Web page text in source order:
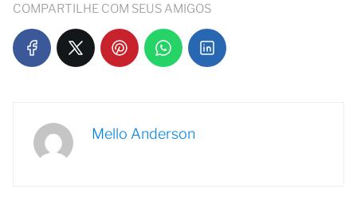
COMPARTILHE COM SEUS AMIGOS
Mello Anderson